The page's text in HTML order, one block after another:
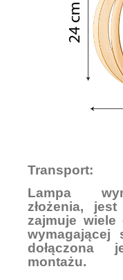
Transport:
Lampa
złożenia,
zajmuje wiele
wymagającej
dołączona
montażu.